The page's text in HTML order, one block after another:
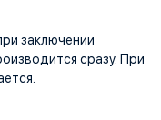
заключении
сразу. При